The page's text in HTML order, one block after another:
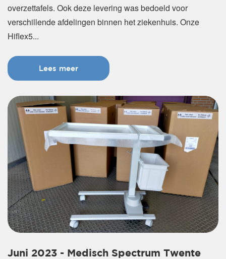
overzettafels. Ook deze levering was bedoeld voor
verschillende afdelingen binnen het ziekenhuis. Onze
Hiflex5...
Lees meer
Juni 2023 - Medisch Spectrum Twente